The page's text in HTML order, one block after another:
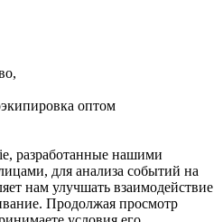
оптом
разработанные нашими
для анализа событий на
нам улучшать взаимодействие
Продолжая просмотр